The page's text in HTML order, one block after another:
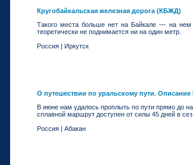
Кругобайкальская железная дорога (КБЖД)
Такого места больше нет на Байкале — на нем
теоретически не поднимается ни на один метр.
Россия | Иркутск
О путешествии по уральскому пути.
В июне нам удалось проплыть по пути прямо до
сплавной маршрут доступен от силы 45 дней в сез
Россия | Абакан